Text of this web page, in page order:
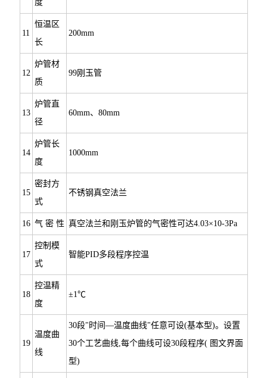
度
11
恒温区
长
200mm
12
炉管材
质
99刚玉管
13
炉管直
径
60mm、80mm
14
炉管长
度
1000mm
15
密封方
式
不锈钢真空法兰
16 气 密 性 真空法兰和刚玉炉管的气密性可达4.03×10-3Pa
17
控制模
式
智能PID多段程序控温
18
控温精
度
±1℃
19
温度曲
线
30段"时间—温度曲线"任意可设(基本型)。设置
30个工艺曲线,每个曲线可设30段程序( 图文界面
型)